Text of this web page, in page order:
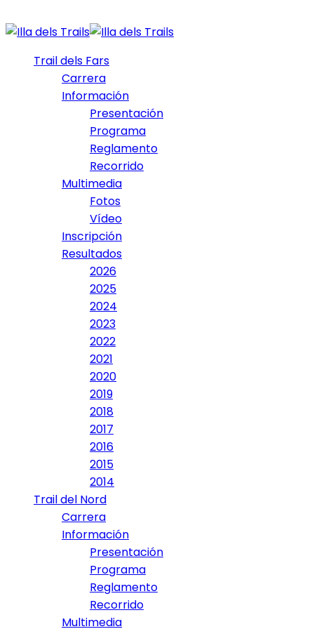
Trail dels Fars
Carrera
Información
Presentación
Programa
Reglamento
Recorrido
Multimedia
Fotos
Vídeo
Inscripción
Resultados
2026
2025
2024
2023
2022
2021
2020
2019
2018
2017
2016
2015
2014
Trail del Nord
Carrera
Información
Presentación
Programa
Reglamento
Recorrido
Multimedia